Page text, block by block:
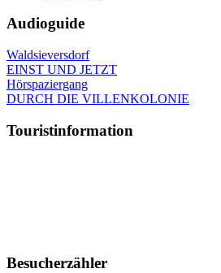
Audioguide
Waldsieversdorf
EINST UND JETZT
Hörspaziergang
DURCH DIE VILLENKOLONIE
Touristinformation
Besucherzähler